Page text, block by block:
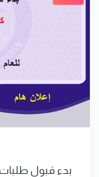
بدء قبول